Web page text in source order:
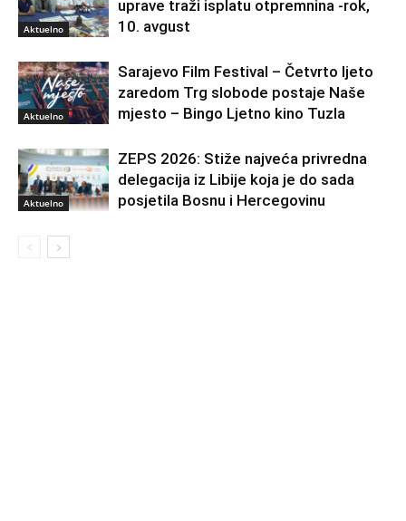
Aktuelno
uprave traži isplatu otpremnina -rok,
10. avgust
Aktuelno
Sarajevo Film Festival – Četvrto ljeto
zaredom Trg slobode postaje Naše
mjesto – Bingo Ljetno kino Tuzla
Aktuelno
ZEPS 2026: Stiže najveća privredna
delegacija iz Libije koja je do sada
posjetila Bosnu i Hercegovinu